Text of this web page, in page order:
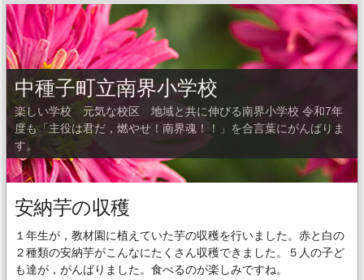
中種子町立南界小学校
楽しい学校 元気な校区 地域と共に伸びる南界小学校 令和7年
度も「主役は君だ，燃やせ！南界魂！！」を合言葉にがんばりま
す。
安納芋の収穫
１年生が，教材園に植えていた芋の収穫を行いました。赤と白の
２種類の安納芋がこんなにたくさん収穫できました。５人の子ど
も達が，がんばりました。食べるのが楽しみですね。